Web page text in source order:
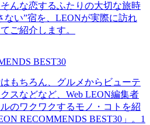
んな恋するふたりの大切な旅時
ない”宿を、LEONが実際に訪れ
ご紹介します。
BEST30
もちろん、グルメからビューテ
スなどなど、Web LEON編集者
のワクワクするモノ・コトを紹
RECOMMENDS BEST30」。1